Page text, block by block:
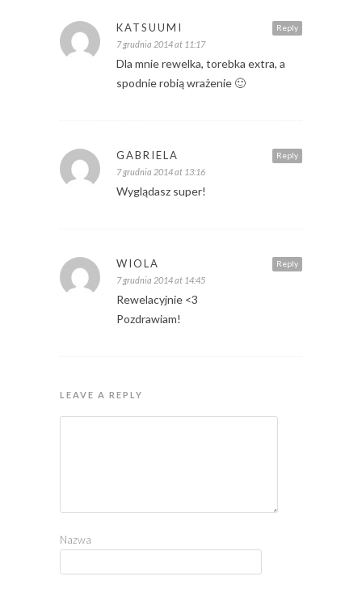
Reply
KATSUUMI
7 grudnia 2014 at 11:17
Dla mnie rewelka, torebka extra, a
spodnie robią wrażenie 🙂
Reply
GABRIELA
7 grudnia 2014 at 13:16
Wyglądasz super!
Reply
WIOLA
7 grudnia 2014 at 14:45
Rewelacyjnie <3
Pozdrawiam!
LEAVE A REPLY
Nazwa